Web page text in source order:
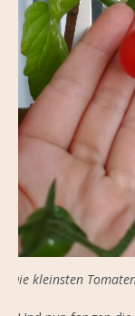
Die kleinsten